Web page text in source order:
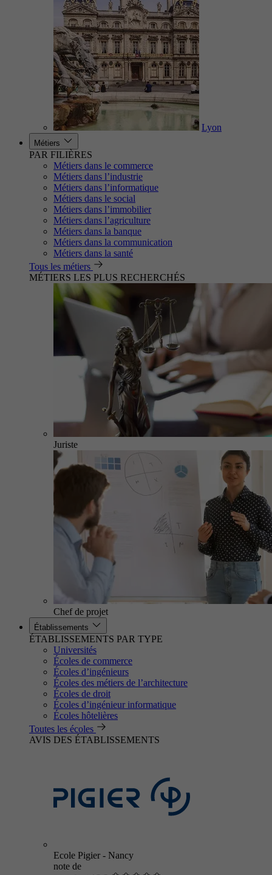
Lyon
Métiers
PAR FILIÈRES
Métiers dans le commerce
Métiers dans l’industrie
Métiers dans l’informatique
Métiers dans le social
Métiers dans l’immobilier
Métiers dans l’agriculture
Métiers dans la banque
Métiers dans la communication
Métiers dans la santé
Tous les métiers
MÉTIERS LES PLUS RECHERCHÉS
Juriste
Chef de projet
Établissements
ÉTABLISSEMENTS PAR TYPE
Universités
Écoles de commerce
Écoles d’ingénieurs
Écoles des métiers de l’architecture
Écoles de droit
Écoles d’ingénieur informatique
Écoles hôtelières
Toutes les écoles
AVIS DES ÉTABLISSEMENTS
Ecole Pigier - Nancy
note de